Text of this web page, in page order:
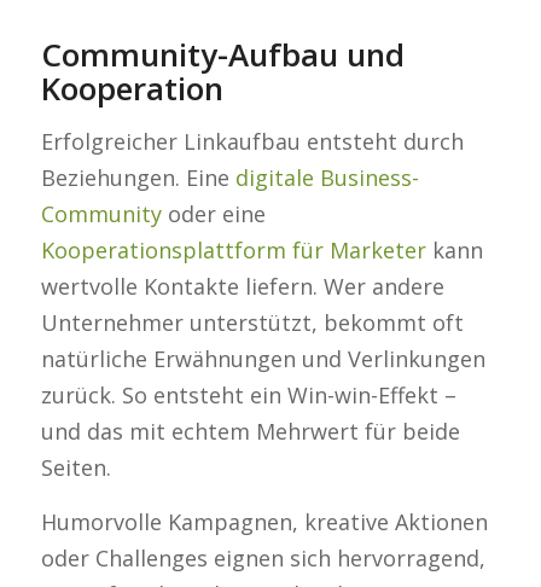
Community-Aufbau und
Kooperation
Erfolgreicher Linkaufbau entsteht durch
Beziehungen. Eine digitale Business-
Communityoder eine
Kooperationsplattform für Marketerkann
wertvolle Kontakte liefern. Wer andere
Unternehmer unterstützt, bekommt oft
natürliche Erwähnungen und Verlinkungen
zurück. So entsteht ein Win-win-Effekt –
und das mit echtem Mehrwert für beide
Seiten.
Humorvolle Kampagnen, kreative Aktionen
oder Challenges eignen sich hervorragend,